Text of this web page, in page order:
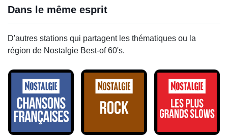
Dans le même esprit
D'autres stations qui partagent les thématiques ou la
région de Nostalgie Best-of 60's.